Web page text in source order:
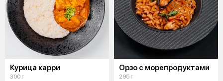
Курица карри
300 г
Орзо с морепродуктами
295 г